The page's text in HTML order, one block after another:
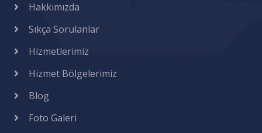
Hakkımızda
Sıkça Sorulanlar
Hizmetlerimiz
Hizmet Bölgelerimiz
Blog
Foto Galeri